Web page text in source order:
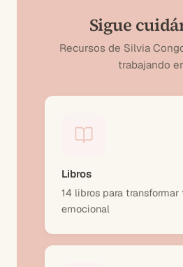
Sigue
Recursos de Silvia
trabajando
Libros
14 libros para
emocional